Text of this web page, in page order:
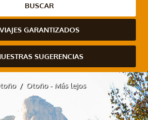
BUSCAR
VIAJES GARANTIZADOS
SUGERENCIAS
Otoño - Más lejos